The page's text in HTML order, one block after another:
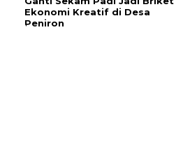
Ekonomi Kreatif di Desa
Peniron